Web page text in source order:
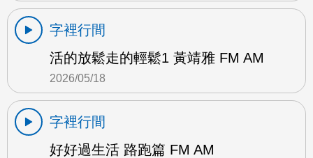
字裡行間
活的放鬆走的輕鬆1 黃靖雅 FM AM
2026/05/18
字裡行間
好好過生活 路跑篇 FM AM